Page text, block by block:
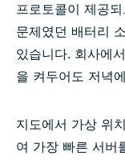
프로토콜이 제공
문제였던 배터리
있습니다. 회사에
을 켜두어도 저녁
지도에서 가상 위
여 가장 빠른 서버